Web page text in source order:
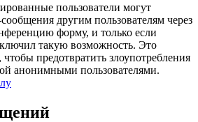
пользователи могут
другим пользователям через
форму, и только если
такую возможность. Это
чтобы предотвратить злоупотребления
анонимными пользователями.